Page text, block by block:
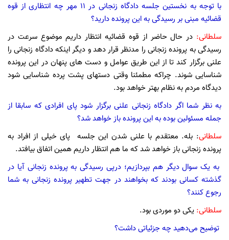
با توجه به نخستین جلسه دادگاه زنجانی در 11 مهر چه انتظاری از قوه
قضائیه مبنی بر رسیدگی به این پرونده دارید؟
سلطانی: در حال حاضر از قوه قضائیه انتظار داریم موضوع سرعت در
رسیدگی به پرونده زنجانی را مدنظر قرار دهد و دیگر اینکه دادگاه زنجانی را
علنی برگزار کند تا از این طریق عوامل و دست های پنهان در این پرونده
شناسایی شوند. چراکه مطمئنا وقتی دستهای پشت پرده شناسایی شود
دیدگاه مردم به نظام بهتر خواهد بود.
به نظر شما اگر دادگاه زنجانی علنی برگزار شود پای افرادی که سابقا از
جمله مسئولین بوده به این پرونده باز خواهد شد؟
سلطانی: بله. معتقدم با علنی شدن این جلسه پای خیلی از افراد به
پرونده زنجانی باز خواهد شد که ما هم انتظار داریم همین اتفاق بیافتد.
به یک سوال دیگر هم بپردازیم؛ درپی رسیدگی به پرونده زنجانی آیا در
گذشته کسانی بودند که بخواهند در جهت تطهیر پرونده زنجانی به شما
رجوع کنند؟
سلطانی: یکی دو موردی بود.
توضیح می‌دهید چه جزئیاتی داشت؟